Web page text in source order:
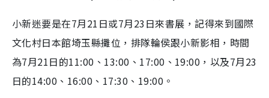
小新迷要是在7月21日或7月23日來書展，記得來到國際
文化村日本館埼玉縣攤位，排隊輪侯跟小新影相，時間
為7月21日的11:00、13:00、17:00、19:00，以及7月23
日的14:00、16:00、17:30、19:00。